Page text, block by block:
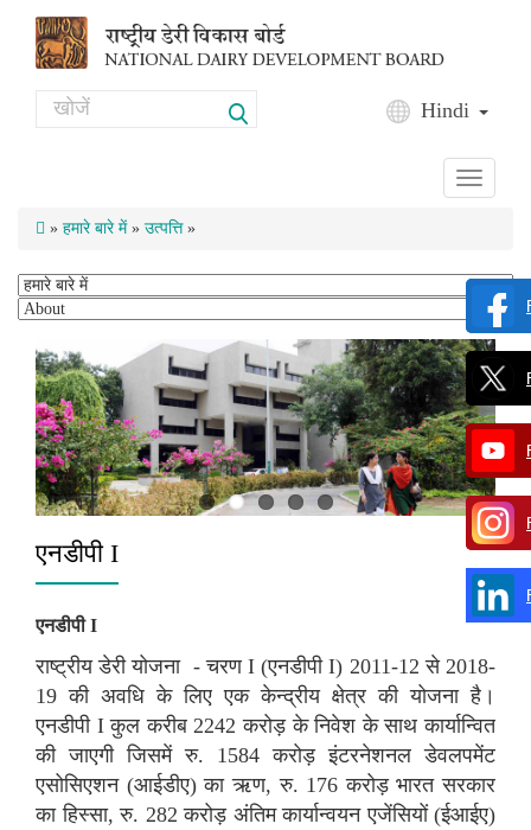
Search Hindi
Toggle
» हमारे बारे में» उत्पत्ति»
एनडीपी I
एनडीपीI
राष्ट्रीय डेरी योजना - चरण I (एनडीपी I) 2011-12 से 2018-
19 की अवधि के लिए एक केन्द्रीय क्षेत्र की योजना है।
एनडीपी I कुल करीब 2242 करोड़ के निवेश के साथ कार्यान्वित
की जाएगी जिसमें रु. 1584 करोड़ इंटरनेशनल डेवलपमेंट
एसोसिएशन (आईडीए) का ऋण, रु. 176 करोड़ भारत सरकार
का हिस्सा, रु. 282 करोड़ अंतिम कार्यान्वयन एजेंसियों (ईआईए)